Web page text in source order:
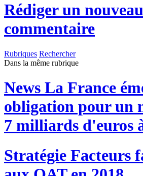
Rédiger un nouveau
commentaire
Rubriques Rechercher
Dans la même rubrique
News La France
obligation pour un
7 milliards d'euros
Stratégie Facteurs